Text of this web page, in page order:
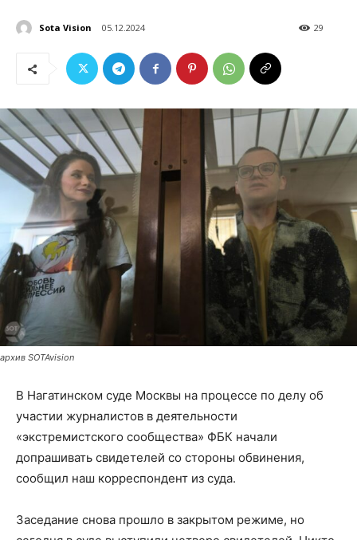
Sota Vision 05.12.2024 29
архив SOTAvision
В Нагатинском суде Москвы на процессе по делу об
участии журналистов в деятельности
«экстремистского сообщества» ФБК начали
допрашивать свидетелей со стороны обвинения,
сообщил наш корреспондент из суда.
Заседание снова прошло в закрытом режиме, но